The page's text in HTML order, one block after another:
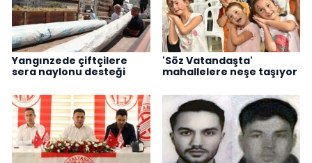
Yangınzede çiftçilere
sera naylonu desteği
'Söz Vatandaşta'
mahallelere neşe taşıyor